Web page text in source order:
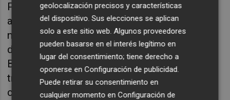
Pero, sin ninguna duda, el momento donde el
auténtico foco de miradas es la pólvora, es la
noche del día 15 de agosto. Después de
disfrutar de un maravilloso día, las calles de
Bétera vibrarán más que nunca con la
tradicionalCordà. Y, al finalizar, se llevará a
cabo la Coetàpor todas las calles del
geolocalización precisos y características
del dispositivo. Sus elecciones se aplican
solo a este sitio web. Algunos proveedores
pueden basarse en el interés legítimo en
lugar del consentimiento; tiene derecho a
oponerse enConfiguración de publicidad.
Puede retirar su consentimiento en
cualquier momento enConfiguración de